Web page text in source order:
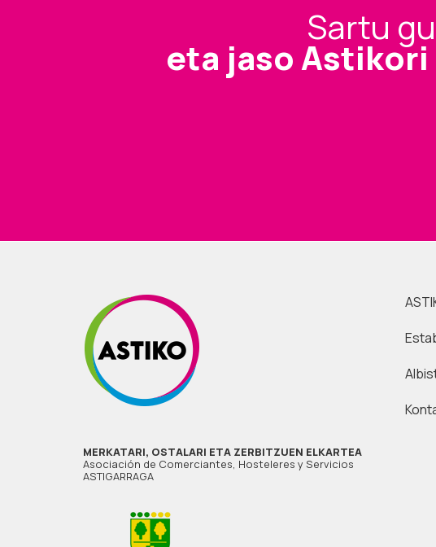
Sartu
eta jaso
MERKATARI, OSTALARI ETA ZERBITZUEN ELKARTEA
Asociación de Comerciantes, Hosteleres y Servicios
ASTIGARRAGA